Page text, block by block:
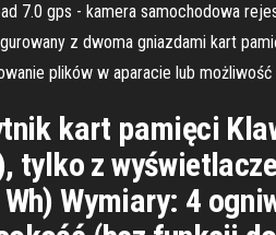
7.0 gps - kamera samochodowa
z dwoma gniazdami kart
plików w aparacie lub
kart pamięci
tylko z
Wh) Wymiary: 4